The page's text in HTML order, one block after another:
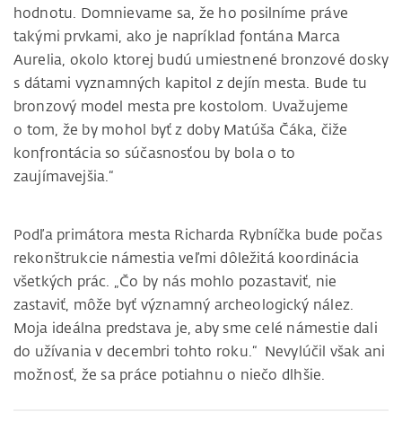
hodnotu. Domnievame sa, že ho posilníme práve
takými prvkami, ako je napríklad fontána Marca
Aurelia, okolo ktorej budú umiestnené bronzové dosky
s dátami vyznamných kapitol z dejín mesta. Bude tu
bronzový model mesta pre kostolom. Uvažujeme
o tom, že by mohol byť z doby Matúša Čáka, čiže
konfrontácia so súčasnosťou by bola o to
zaujímavejšia.“
Podľa primátora mesta Richarda Rybníčka bude počas
rekonštrukcie námestia veľmi dôležitá koordinácia
všetkých prác. „Čo by nás mohlo pozastaviť, nie
zastaviť, môže byť významný archeologický nález.
Moja ideálna predstava je, aby sme celé námestie dali
do užívania v decembri tohto roku.“ Nevylúčil však ani
možnosť, že sa práce potiahnu o niečo dlhšie.